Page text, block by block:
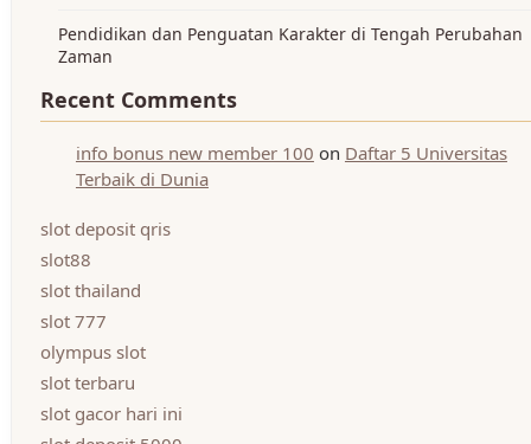
Pendidikan dan Penguatan Karakter di Tengah Perubahan
Zaman
Recent Comments
info bonus new member 100 on Daftar 5 Universitas
Terbaik di Dunia
slot deposit qris
slot88
slot thailand
slot 777
olympus slot
slot terbaru
slot gacor hari ini